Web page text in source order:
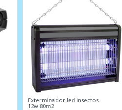
Exterminador led insectos
12w.80m2